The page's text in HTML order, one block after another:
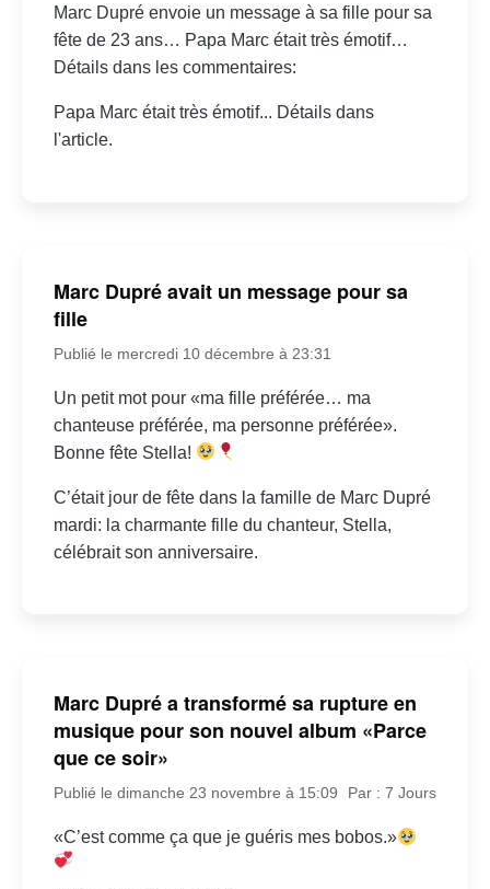
Marc Dupré envoie un message à sa fille pour sa
fête de 23 ans… Papa Marc était très émotif…
Détails dans les commentaires:
Papa Marc était très émotif... Détails dans
l'article.
Marc Dupré avait un message pour sa
fille
Publié le mercredi 10 décembre à 23:31
Un petit mot pour «ma fille préférée… ma
chanteuse préférée, ma personne préférée».
Bonne fête Stella!
C’était jour de fête dans la famille de Marc Dupré
mardi: la charmante fille du chanteur, Stella,
célébrait son anniversaire.
Marc Dupré a transformé sa rupture en
musique pour son nouvel album «Parce
que ce soir»
Publié le dimanche 23 novembre à 15:09 Par : 7 Jours
«C’est comme ça que je guéris mes bobos.»